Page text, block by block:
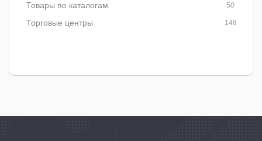
Товары по каталогам 50
Торговые центры 148